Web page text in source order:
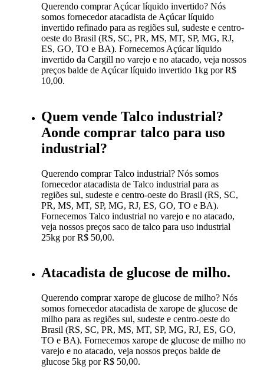
Querendo comprar Açúcar líquido invertido? Nós
somos fornecedor atacadista de Açúcar líquido
invertido refinado para as regiões sul, sudeste e centro-
oeste do Brasil (RS, SC, PR, MS, MT, SP, MG, RJ,
ES, GO, TO e BA). Fornecemos Açúcar líquido
invertido da Cargill no varejo e no atacado, veja nossos
preços balde de Açúcar líquido invertido 1kg por R$
10,00.
Quem vende Talco industrial?
Aonde comprar talco para uso
industrial?
Querendo comprar Talco industrial? Nós somos
fornecedor atacadista de Talco industrial para as
regiões sul, sudeste e centro-oeste do Brasil (RS, SC,
PR, MS, MT, SP, MG, RJ, ES, GO, TO e BA).
Fornecemos Talco industrial no varejo e no atacado,
veja nossos preços saco de talco para uso industrial
25kg por R$ 50,00.
Atacadista de glucose de milho.
Querendo comprar xarope de glucose de milho? Nós
somos fornecedor atacadista de xarope de glucose de
milho para as regiões sul, sudeste e centro-oeste do
Brasil (RS, SC, PR, MS, MT, SP, MG, RJ, ES, GO,
TO e BA). Fornecemos xarope de glucose de milho no
varejo e no atacado, veja nossos preços balde de
glucose 5kg por R$ 50,00.